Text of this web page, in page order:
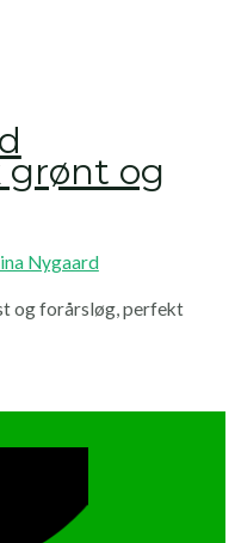
grønt og
Nygaard
og forårsløg, perfekt